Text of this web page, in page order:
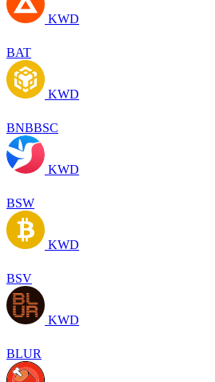
KWD
BAT
KWD
BNBBSC
KWD
BSW
KWD
BSV
KWD
BLUR